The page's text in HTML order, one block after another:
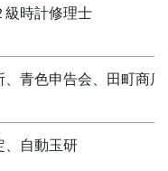
級時計修理士
青色申告会、田町商店
、自動玉研